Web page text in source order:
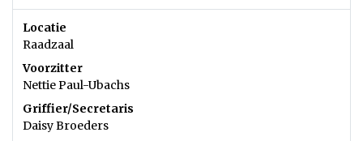
Locatie
Raadzaal
Voorzitter
Nettie Paul-Ubachs
Griffier/Secretaris
Daisy Broeders